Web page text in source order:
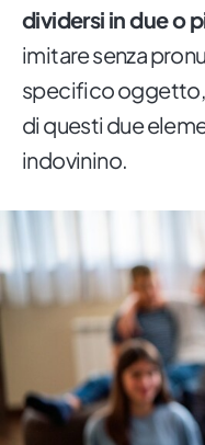
dividersi in due o
imitare senza
specifico oggetto,
di questi due
indovinino.